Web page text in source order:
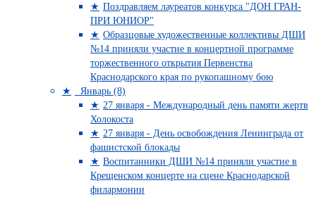
Поздравляем лауреатов конкурса "ДОН ГРАН-
ПРИ ЮНИОР"
Образцовые художественные коллективы ДШИ
№14 приняли участие в концертной программе
торжественного открытия Первенства
Краснодарского края по рукопашному бою
Январь (8)
27 января - Международный день памяти жертв
Холокоста
27 января - День освобождения Ленинграда от
фашистской блокады
Воспитанники ДШИ №14 приняли участие в
Крещенском концерте на сцене Краснодарской
филармонии